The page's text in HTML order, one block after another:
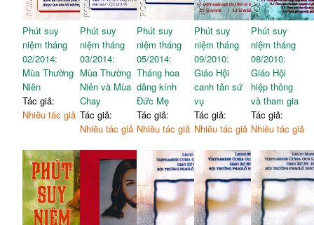
Phút suy
niệm tháng
02/2014:
Mùa Thường
Niên
Tác giả:
Nhiều tác giả
Phút suy
niệm tháng
03/2014:
Mùa Thường
Niên và Mùa
Chay
Tác giả:
Nhiều tác giả
Phút suy
niệm tháng
05/2014:
Tháng hoa
dâng kính
Đức Mẹ
Tác giả:
Nhiều tác giả
Phút suy
niệm tháng
09/2010:
Giáo Hội
canh tân sứ
vụ
Tác giả:
Nhiều tác giả
Phút suy
niệm tháng
08/2010:
Giáo Hội
hiệp thông
và tham gia
Tác giả:
Nhiều tác giả